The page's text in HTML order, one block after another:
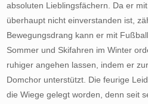
absoluten Lieblingsfächern. Da er
überhaupt nicht einverstanden ist,
Bewegungsdrang kann er mit
Sommer und Skifahren im Winter
ruhiger angehen lassen, indem er
Domchor unterstützt. Die feurige
die Wiege gelegt worden, denn seit